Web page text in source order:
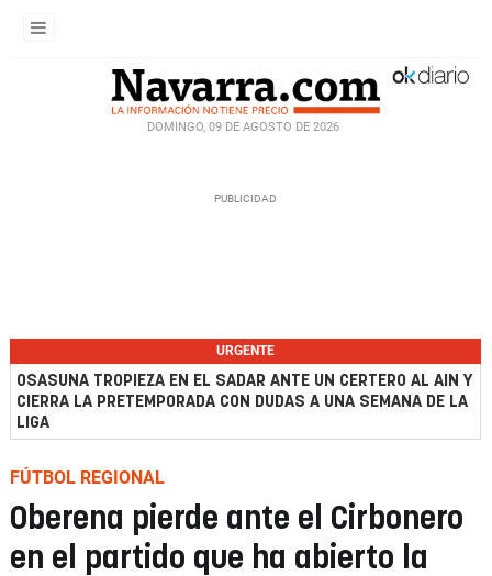
DOMINGO, 09 DE AGOSTO DE 2026
URGENTE
OSASUNA TROPIEZA EN EL SADAR ANTE UN CERTERO AL AIN Y
CIERRA LA PRETEMPORADA CON DUDAS A UNA SEMANA DE LA
LIGA
FÚTBOL REGIONAL
Oberena pierde ante el Cirbonero
en el partido que ha abierto la